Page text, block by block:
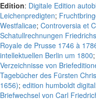
Edition: Digitale Edition
Leichenpredigten;
Westfalicae; Controversia et
Schatullrechnungen
Royale de Prusse 1746 à
intellektuellen Berlin um 1800;
Verzeichnisse von
Tagebücher des Fürsten
1656); edition humboldt digital
Briefwechsel von Carl